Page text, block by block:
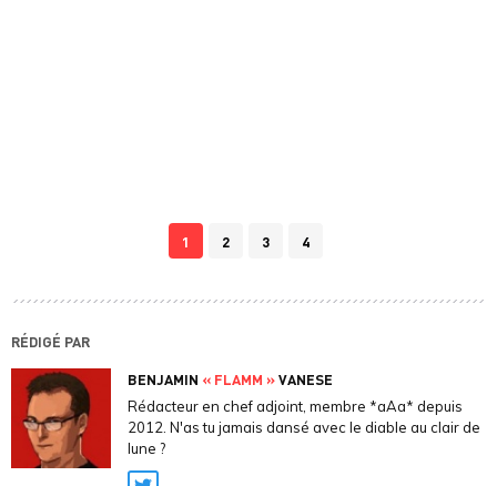
1 2 3 4
RÉDIGÉ PAR
BENJAMIN « FLAMM »VANESE
Rédacteur en chef adjoint, membre *aAa* depuis
2012. N'as tu jamais dansé avec le diable au clair de
lune ?